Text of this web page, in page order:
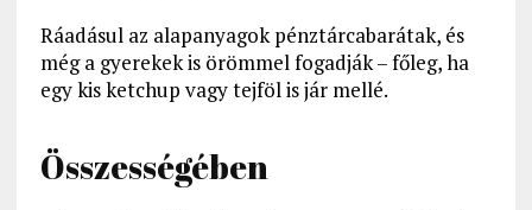
Ráadásul az alapanyagok pénztárcabarátak, és
még a gyerekek is örömmel fogadják – főleg, ha
egy kis ketchup vagy tejföl is jár mellé.
Összességében